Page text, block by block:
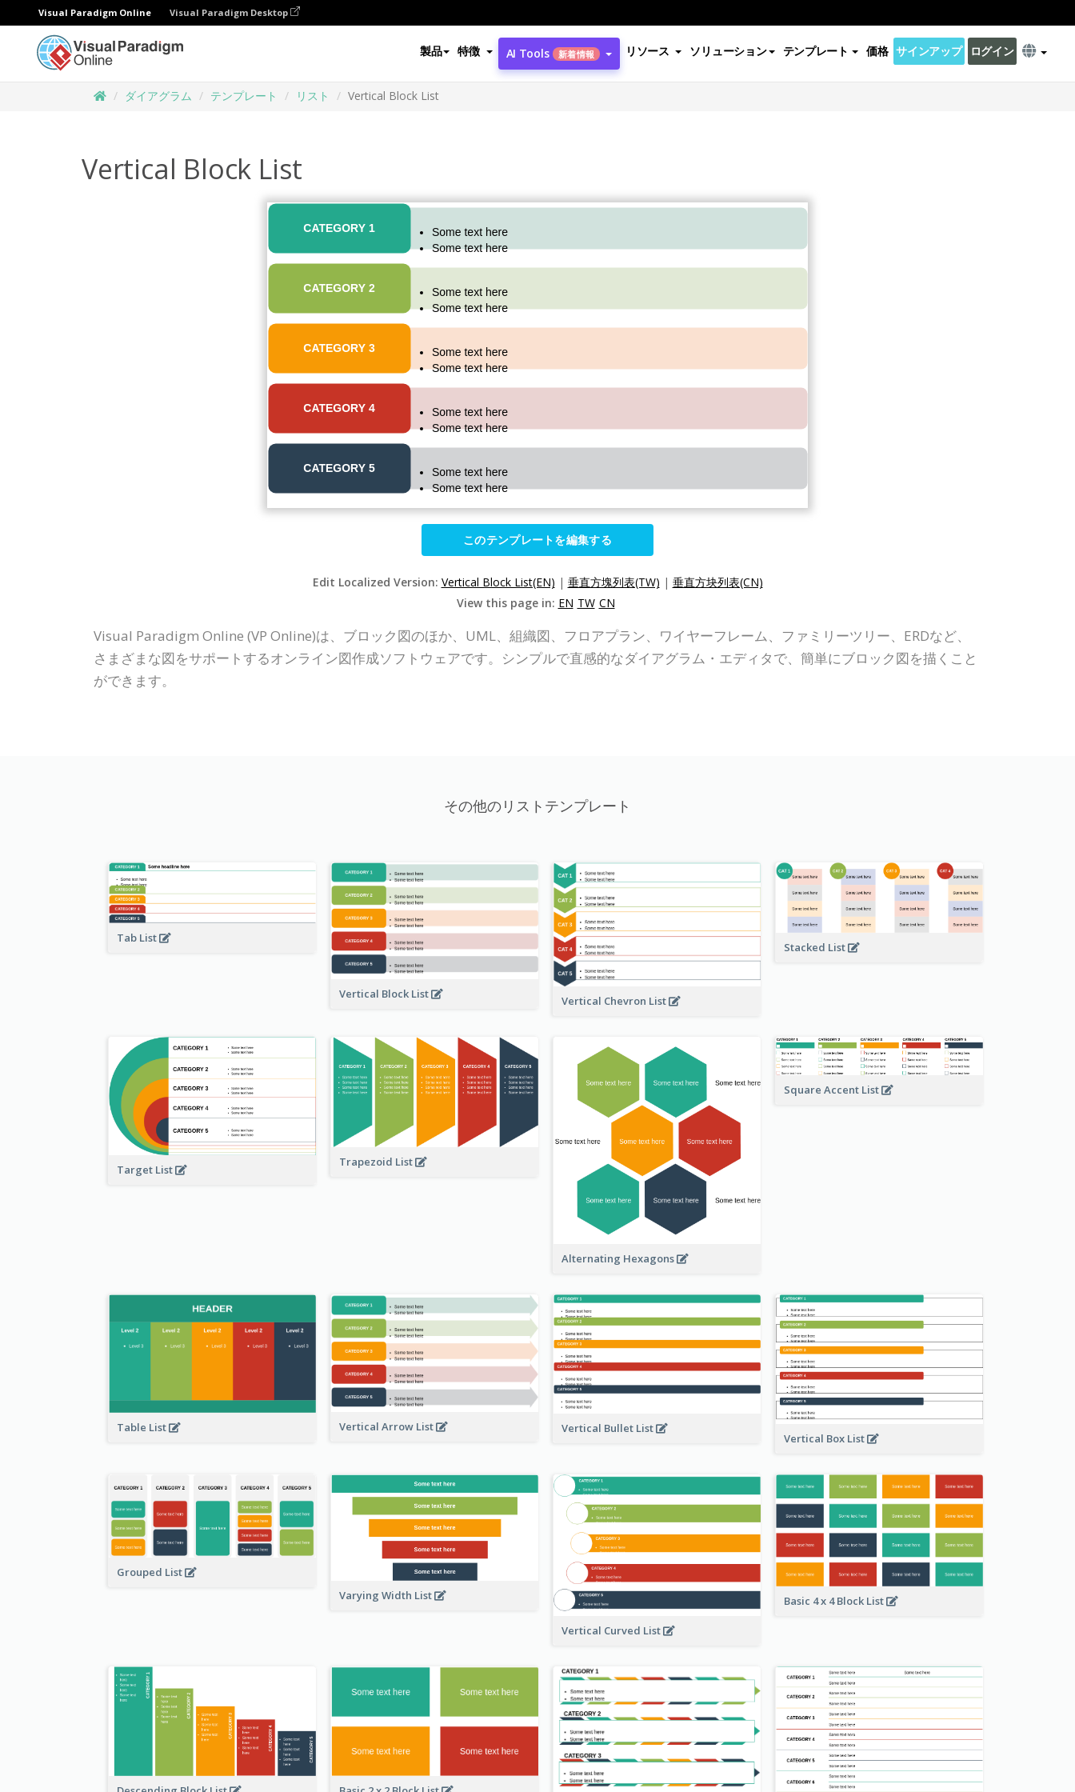
Visual Paradigm Online Visual Paradigm Desktop
製品 特徴 AI Tools 新着情報 リソース ソリューション テンプレート 価格 サインアップ ログイン
ダイアグラム テンプレート リスト Vertical Block List
Vertical Block List
このテンプレートを編集する
Edit Localized Version: Vertical Block List(EN) | 垂直方塊列表(TW) | 垂直方块列表(CN)
View this page in: EN TW CN
Visual Paradigm Online (VP Online)は、ブロック図のほか、UML、組織図、フロアプラン、ワイヤーフレーム、ファミリーツリー、ERDなど、
さまざまな図をサポートするオンライン図作成ソフトウェアです。シンプルで直感的なダイアグラム・エディタで、簡単にブロック図を描くこと
ができます。
その他のリストテンプレート
Tab List
Vertical Block List Vertical Chevron List
Stacked List
Target List
Trapezoid List
Alternating Hexagons
Square Accent List
Table List Vertical Arrow List Vertical Bullet List
Vertical Box List
Grouped List
Varying Width List
Vertical Curved List
Basic 4 x 4 Block List